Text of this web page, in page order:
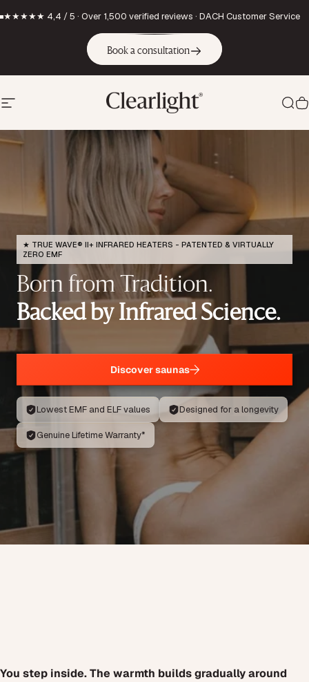
★★★★★ 4,4 / 5 · Over 1,500 verified reviews · DACH Customer Service
Book a consultation
Site navigation Clearlight Saunas
★ TRUE WAVE® II+ INFRARED HEATERS - PATENTED & VIRTUALLY
ZERO EMF
Born from Tradition.
Backed by Infrared Science.
Discover saunas
Lowest EMF and ELF values Designed for a longevity
Genuine Lifetime Warranty*
You step inside. The warmth builds gradually around